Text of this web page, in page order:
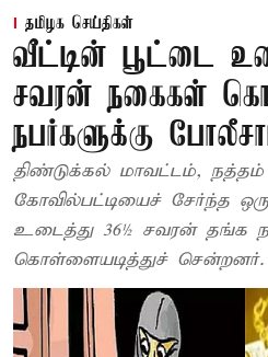
தமிழக செய்திகள்
வீட்டின் பூட்டை
சவரன் நகைகள்
நபர்களுக்கு
திண்டுக்கல் மாவட்டம்,
கோவில்பட்டியைச் சேர்ந்த
உடைத்து 36½ சவரன் தங்க
கொள்ளையடித்துச் சென்றனர்.